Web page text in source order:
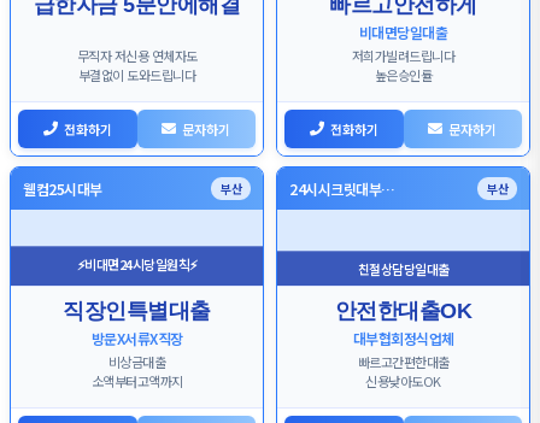
급한자금 5분안에해결
무직자 저신용 연체자도
부결없이 도와드립니다
전화하기 문자하기
빠르고안전하게
비대면당일대출
저희가빌려드립니다
높은승인률
전화하기 문자하기
웰컴25시대부 부산
⚡비대면24시당일원칙⚡
직장인특별대출
방문X서류X직장
비상금대출
소액부터고액까지
24시시크릿대부… 부산
친절상담당일대출
안전한대출OK
대부협회정식업체
빠르고간편한대출
신용낮아도OK